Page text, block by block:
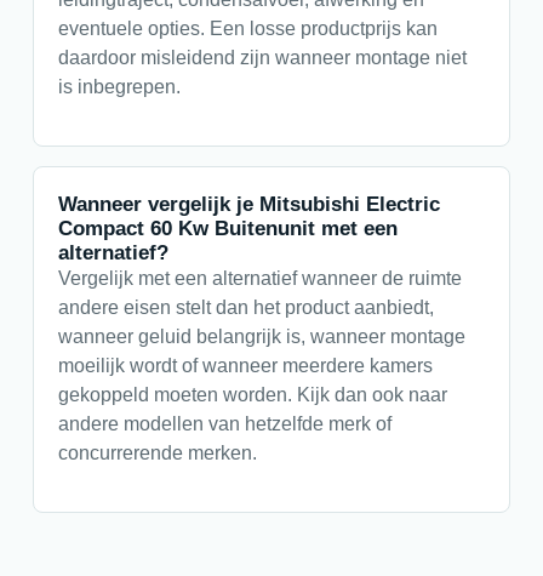
eventuele opties. Een losse productprijs kan
daardoor misleidend zijn wanneer montage niet
is inbegrepen.
Wanneer vergelijk je Mitsubishi Electric
Compact 60 Kw Buitenunit met een
alternatief?
Vergelijk met een alternatief wanneer de ruimte
andere eisen stelt dan het product aanbiedt,
wanneer geluid belangrijk is, wanneer montage
moeilijk wordt of wanneer meerdere kamers
gekoppeld moeten worden. Kijk dan ook naar
andere modellen van hetzelfde merk of
concurrerende merken.